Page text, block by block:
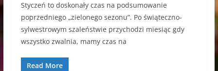
Styczeń to doskonały czas na podsumowanie
poprzedniego „zielonego sezonu”. Po świąteczno-
sylwestrowym szaleństwie przychodzi miesiąc gdy
wszystko zwalnia, mamy czas na
Read More